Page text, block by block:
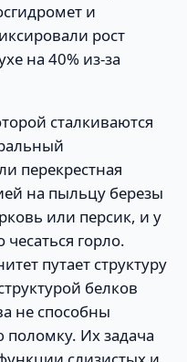
и
рост
на 40% из-за
сталкиваются
перекрестная
на пыльцу березы
или персик, и у
горло.
путает структуру
белков
не способны
поломку. Их задача